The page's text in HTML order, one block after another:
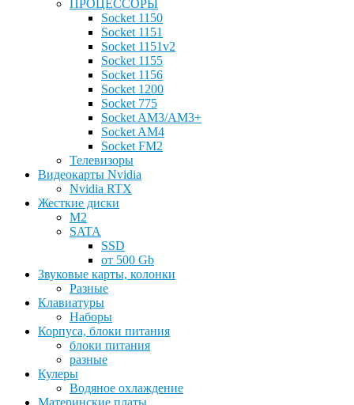
ПРОЦЕССОРЫ
Socket 1150
Socket 1151
Socket 1151v2
Socket 1155
Socket 1156
Socket 1200
Socket 775
Socket AM3/AM3+
Socket AM4
Socket FM2
Телевизоры
Видеокарты Nvidia
Nvidia RTX
Жесткие диски
M2
SATA
SSD
от 500 Gb
Звуковые карты, колонки
Разные
Клавиатуры
Наборы
Корпуса, блоки питания
блоки питания
разные
Кулеры
Водяное охлаждение